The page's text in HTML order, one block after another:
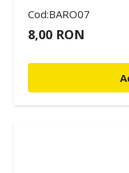
Cod:BARO07
8,00 RON